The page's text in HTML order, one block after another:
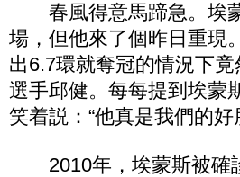
春風得意馬蹄急。埃蒙
場，但他來了個昨日重現
出6.7環就奪冠的情況下
選手邱健。每每提到埃蒙
笑着説：“他真是我們的好
2010年，埃蒙斯被確